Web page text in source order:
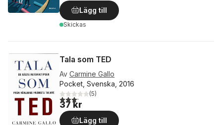
Lägg till
Skickas
Tala som TED
Av Carmine Gallo
Pocket, Svenska, 2016
3,2utav 5 stjärnor. Totalt antal röster:
(5)
37 kr
Lägg till